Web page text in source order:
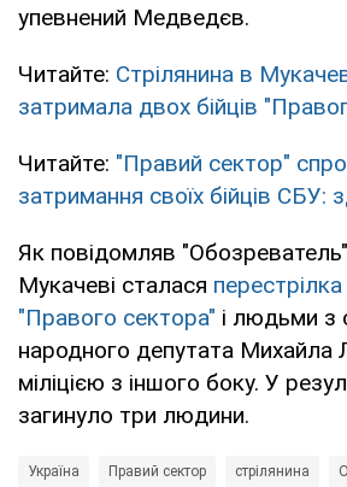
упевнений Медведєв.
Читайте: Стрілянина в
затримала двох бійців
Читайте: "Правий сектор"
затримання своїх бійців СБУ:
Як повідомляв
Мукачеві сталася
"Правого сектора" і людьми з
народного депутата Михайла
міліцією з іншого боку. У
загинуло три людини.
Україна Правий сектор стрілянина